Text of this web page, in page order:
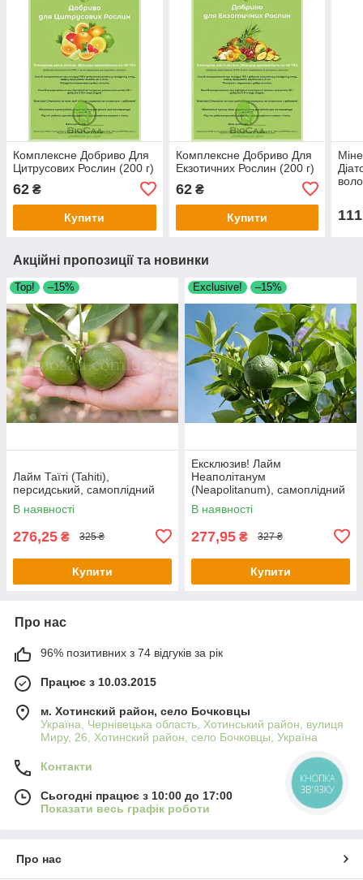
Комплексне Добриво Для
Цитрусових Рослин (200 г)
62 ₴
Купити
Комплексне Добриво Для
Екзотичних Рослин (200 г)
62₴
Купити 111
Акційні пропозиції та новинки
Тор! –15%
Лайм Таїті (Tahiti),
персидський, самоплідний
В наявності
276,25 ₴ 325 ₴
Купити
Exclusive! –15%
Ексклюзив! Лайм
Неаполітанум
(Neapolitanum), самоплідний
В наявності
277,95 ₴ 327 ₴
Купити
Про нас
96% позитивних з 74 відгуків за рік
Працює з 10.03.2015
м. Хотинский район, село Бочковцы
Україна, Чернівецька область, Хотинський район, вулиця
Миру, 26, Хотинский район, село Бочковцы, Україна
Контакти
Сьогодні працює з 10:00 до 17:00
Показати весь графік роботи
Про нас
КНОПКА
ЗВ'ЯЗКУ